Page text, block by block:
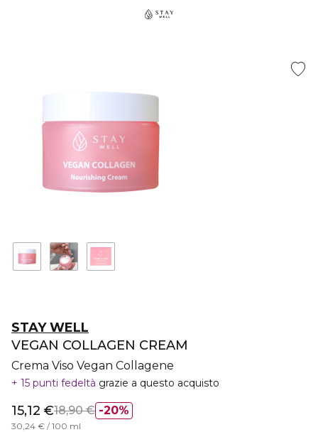
STAY WELL
VEGAN COLLAGEN CREAM
Crema Viso Vegan Collagene
15 punti fedeltà grazie a questo acquisto
20%
15,12 €18,90 €
30,24 € / 100 ml